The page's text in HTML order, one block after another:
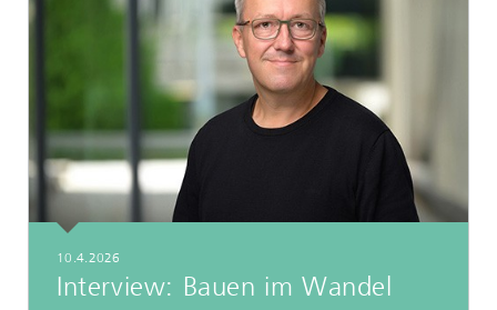
10.4.2026
Interview: Bauen im Wandel